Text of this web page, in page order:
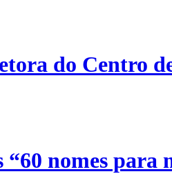
do Centro
nomes para